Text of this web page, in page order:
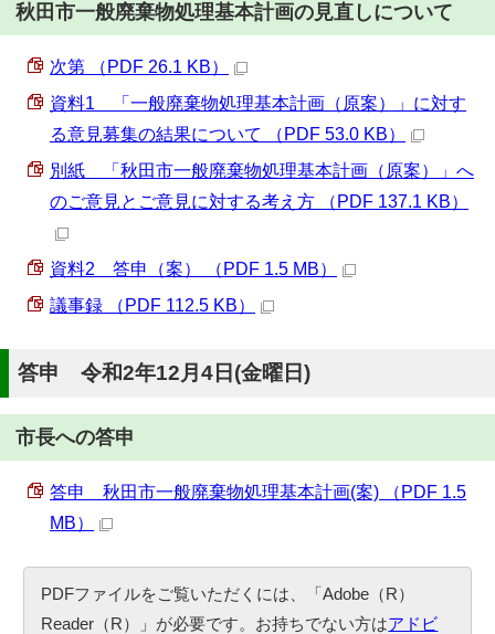
秋田市一般廃棄物処理基本計画の見直しについて
次第 （PDF 26.1 KB）
資料1 「一般廃棄物処理基本計画（原案）」に対す
る意見募集の結果について （PDF 53.0 KB）
別紙 「秋田市一般廃棄物処理基本計画（原案）」へ
のご意見とご意見に対する考え方 （PDF 137.1 KB）
資料2 答申（案） （PDF 1.5 MB）
議事録 （PDF 112.5 KB）
答申 令和2年12月4日(金曜日)
市長への答申
答申 秋田市一般廃棄物処理基本計画(案) （PDF 1.5
MB）
PDFファイルをご覧いただくには、「Adobe（R）
Reader（R）」が必要です。お持ちでない方はアドビ